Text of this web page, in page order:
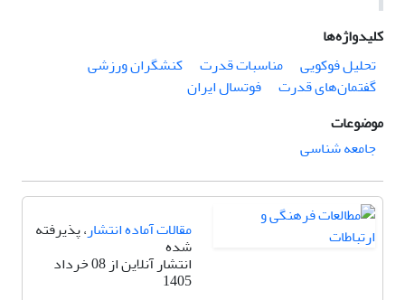
کلیدواژه‌ها
تحلیل فوکویی
مناسبات قدرت
کنشگران ورزشی
گفتمان‌های قدرت
فوتسال ایران
موضوعات
جامعه شناسی
مقالات آماده انتشار، پذیرفته
شده
انتشار آنلاین از 08 خرداد
1405